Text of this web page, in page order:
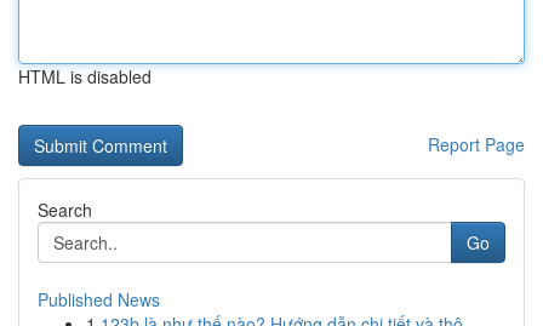
HTML is disabled
Report Page
Search
Go
Published News